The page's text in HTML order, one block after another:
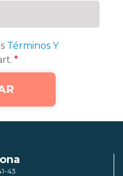
Términos Y
*
43